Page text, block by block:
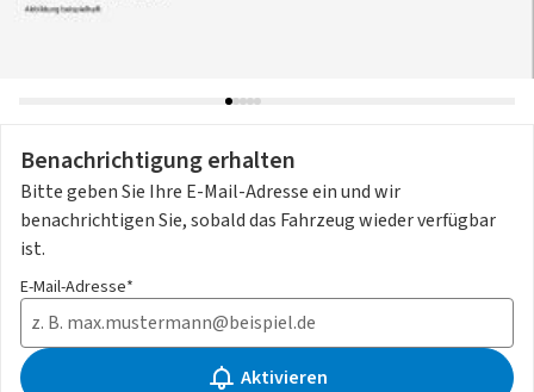
Benachrichtigung erhalten
Bitte geben Sie Ihre E-Mail-Adresse ein und wir
benachrichtigen Sie, sobald das Fahrzeug wieder verfügbar
ist.
E-Mail-Adresse*
Aktivieren